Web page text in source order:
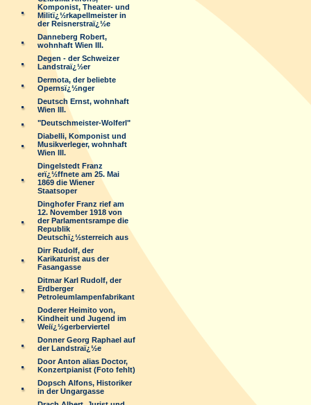
Komponist, Theater- und
Militï¿½rkapellmeister in
der Reisnerstraï¿½e
Danneberg Robert,
wohnhaft Wien III.
Degen - der Schweizer
Landstraï¿½er
Dermota, der beliebte
Opernsï¿½nger
Deutsch Ernst, wohnhaft
Wien III.
"Deutschmeister-Wolferl"
Diabelli, Komponist und
Musikverleger, wohnhaft
Wien III.
Dingelstedt Franz
erï¿½ffnete am 25. Mai
1869 die Wiener
Staatsoper
Dinghofer Franz rief am
12. November 1918 von
der Parlamentsrampe die
Republik
Deutschï¿½sterreich aus
Dirr Rudolf, der
Karikaturist aus der
Fasangasse
Ditmar Karl Rudolf, der
Erdberger
Petroleumlampenfabrikant
Doderer Heimito von,
Kindheit und Jugend im
Weiï¿½gerberviertel
Donner Georg Raphael auf
der Landstraï¿½e
Door Anton alias Doctor,
Konzertpianist (Foto fehlt)
Dopsch Alfons, Historiker
in der Ungargasse